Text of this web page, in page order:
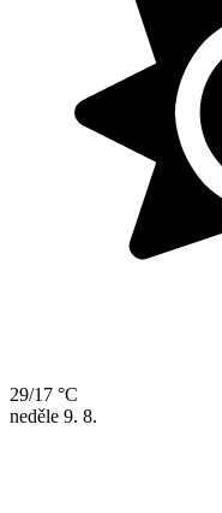
29/17 °C
neděle 9. 8.